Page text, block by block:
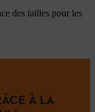
des tailles pour les
À LA